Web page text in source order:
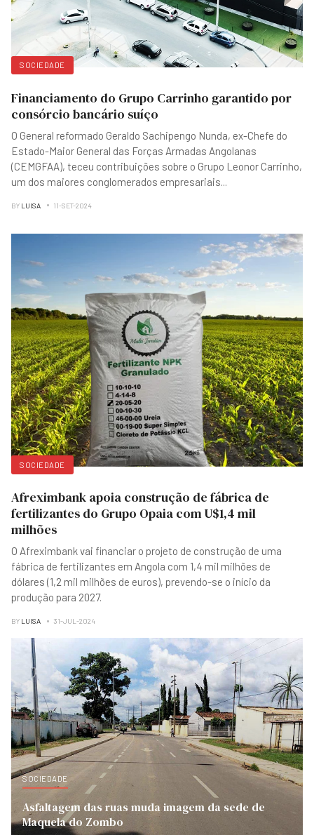
SOCIEDADE
Financiamento do Grupo Carrinho garantido por
consórcio bancário suíço
O General reformado Geraldo Sachipengo Nunda, ex-Chefe do
Estado-Maior General das Forças Armadas Angolanas
(CEMGFAA), teceu contribuições sobre o Grupo Leonor Carrinho,
um dos maiores conglomerados empresariais
BY LUISA 11-SET-2024
SOCIEDADE
Afreximbank apoia construção de fábrica de
fertilizantes do Grupo Opaia com U$1,4 mil
milhões
O Afreximbank vai financiar o projeto de construção de uma
fábrica de fertilizantes em Angola com 1,4 mil milhões de
dólares (1,2 mil milhões de euros), prevendo-se o início da
produção para 2027.
BY LUISA 31-JUL-2024
SOCIEDADE
Asfaltagem das ruas muda imagem da sede de
Maquela do Zombo